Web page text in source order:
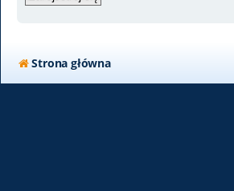
Strona główna